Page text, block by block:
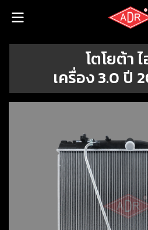
โตโยต้า
เครื่อง 3.0 ปี